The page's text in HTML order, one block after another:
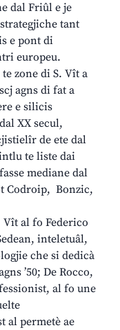
dal Friûl e je
tant
e pont di
europeu.
zone di S. Vît a
agns di fat a
e silicis
XX secul,
de ete dal
te liste dai
mediane dal
Codroip, Bonzic,
al fo Federico
inteletuâl,
che si dedicà
’50; De Rocco,
al fo une
al permetè ae